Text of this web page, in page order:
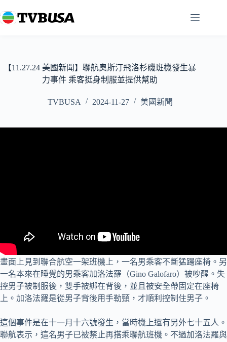
至
【11.27.24 美國新聞】聯航奧斯汀飛洛杉磯班機發生暴
力事件 乘客挺身制服並提供幫助
TVBUSA 2024-11-27 美國新聞
畫面上見到聯合航空一架班機上，一名男乘客不斷猛踼座椅。另
一名本來在睡覺的男乘客加洛法羅（Gino Galofaro）被吵醒。失
控男子被制服後，雙手被綁在背後，並且被安全帶固定在座椅
上。加洛法羅是從男子背後用手勒頸，才順利控制住男子。
這個事件是在十一月十六號發生，當時機上還有另外七十五人。
聯航表示，這名男子已被禁止再搭乘聯航班機。不過加洛法羅與